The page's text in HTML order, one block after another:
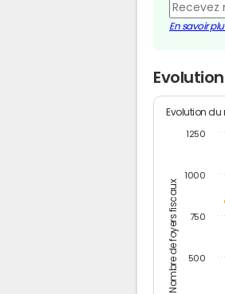
En savoir
Nombre de foyers fiscaux
Evolution du
500
750
1000
1250